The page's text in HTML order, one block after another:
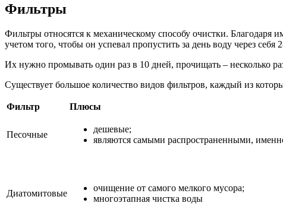
Фильтры
Фильтры относятся к механическому способу очистки.
учетом того, чтобы он успевал пропустить за день воду через себя
Их нужно промывать один раз в 10 дней, прочищать – несколько
Существует большое количество видов фильтров, каждый из
Фильтр Плюсы
Песочные
дешевые;
являются самыми распространенными,
Диатомитовые
очищение от самого мелкого мусора;
многоэтапная чистка воды